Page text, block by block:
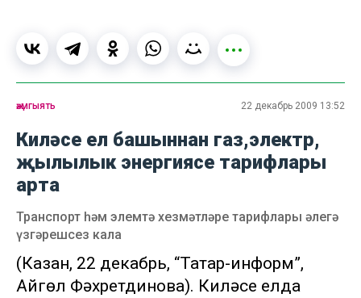
җәмгыять 22 декабрь 2009 13:52
Киләсе ел башыннан газ,электр,
җылылык энергиясе тарифлары
арта
Транспорт һәм элемтә хезмәтләре тарифлары әлегә
үзгәрешсез кала
(Казан, 22 декабрь, “Татар-информ”,
Айгөл Фәхретдинова). Киләсе елда